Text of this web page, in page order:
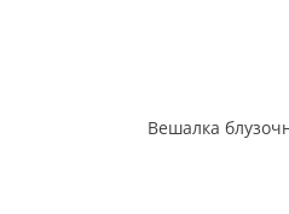
Вешалка